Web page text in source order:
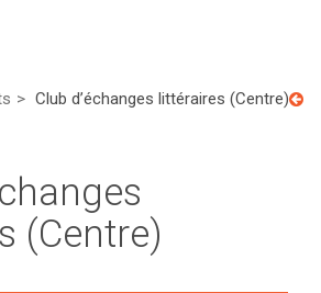
Club d’échanges littéraires (Centre)
(Centre)